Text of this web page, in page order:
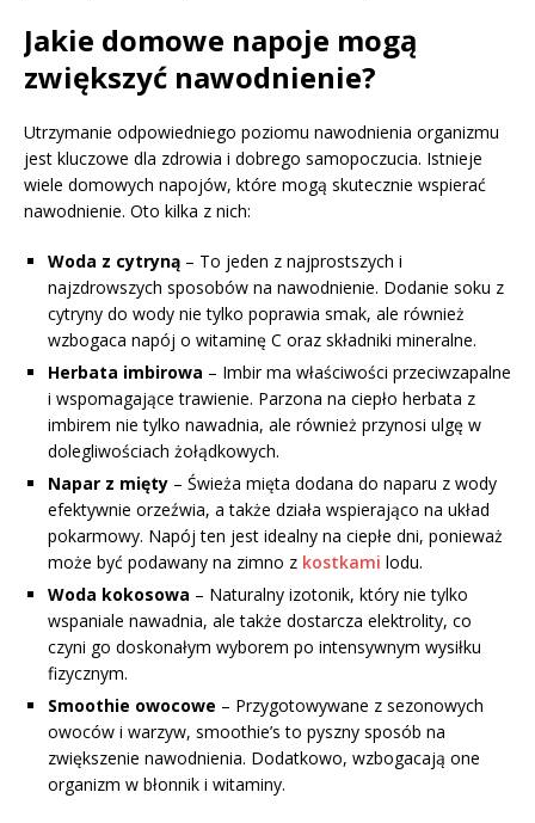
Jakie domowe napoje mogą
zwiększyć nawodnienie?
Utrzymanie odpowiedniego poziomu nawodnienia organizmu
jest kluczowe dla zdrowia i dobrego samopoczucia. Istnieje
wiele domowych napojów, które mogą skutecznie wspierać
nawodnienie. Oto kilka z nich:
Woda z cytryną – To jeden z najprostszych i
najzdrowszych sposobów na nawodnienie. Dodanie soku z
cytryny do wody nie tylko poprawia smak, ale również
wzbogaca napój o witaminę C oraz składniki mineralne.
Herbata imbirowa – Imbir ma właściwości przeciwzapalne
i wspomagające trawienie. Parzona na ciepło herbata z
imbirem nie tylko nawadnia, ale również przynosi ulgę w
dolegliwościach żołądkowych.
Napar z mięty – Świeża mięta dodana do naparu z wody
efektywnie orzeźwia, a także działa wspierająco na układ
pokarmowy. Napój ten jest idealny na ciepłe dni, ponieważ
może być podawany na zimno z kostkami lodu.
Woda kokosowa – Naturalny izotonik, który nie tylko
wspaniale nawadnia, ale także dostarcza elektrolity, co
czyni go doskonałym wyborem po intensywnym wysiłku
fizycznym.
Smoothie owocowe – Przygotowywane z sezonowych
owoców i warzyw, smoothie’s to pyszny sposób na
zwiększenie nawodnienia. Dodatkowo, wzbogacają one
organizm w błonnik i witaminy.